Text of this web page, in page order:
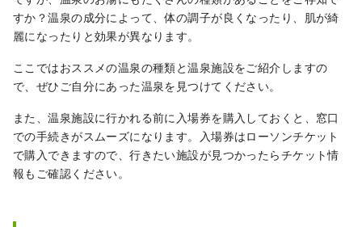
すか？温泉の成分によって、体の調子が良くなったり、肌が綺
麗になったりと効果が異なります。
ここではおススメの温泉の種類と温泉施設をご紹介しますの
で、ぜひご自分にあった温泉を見つけてください。
また、温泉施設に行かれる前に入場券を購入しておくと、窓口
での手続きがスムーズになります。入場券はローソンチケット
で購入できますので、行きたい施設が見つかったらチケット情
報もご確認ください。